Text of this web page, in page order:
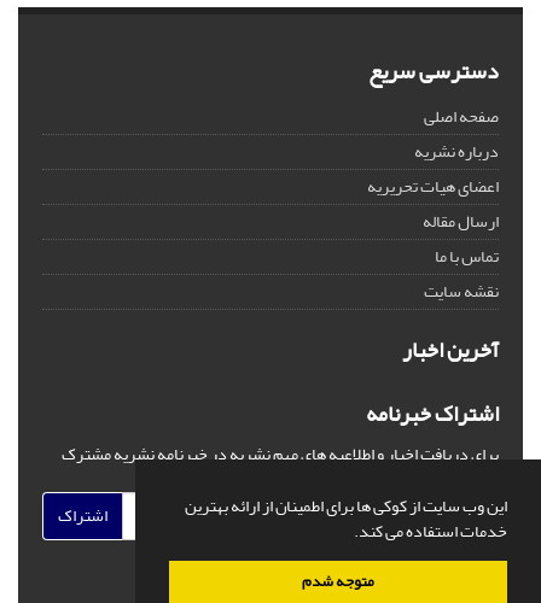
این وب سایت از کوکی ها برای اطمینان از ارائه بهترین
خدمات استفاده می کند.
متوجه شدم
دسترسی سریع
صفحه اصلی
درباره نشریه
اعضای هیات تحریریه
ارسال مقاله
تماس با ما
نقشه سایت
آخرین اخبار
اشتراک خبرنامه
برای دریافت اخبار و اطلاعیه های مهم نشریه در خبرنامه نشریه مشترک
اشتراک